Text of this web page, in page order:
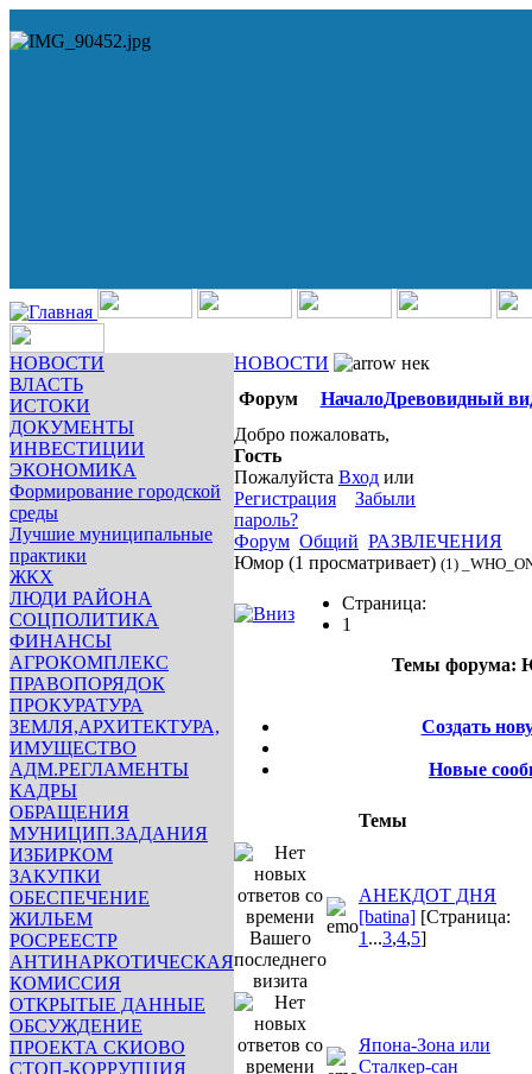
НОВОСТИ
ВЛАСТЬ
ИСТОКИ
ДОКУМЕНТЫ
ИНВЕСТИЦИИ
ЭКОНОМИКА
Формирование городской
среды
Лучшие муниципальные
практики
ЖКХ
ЛЮДИ РАЙОНА
СОЦПОЛИТИКА
ФИНАНСЫ
АГРОКОМПЛЕКС
ПРАВОПОРЯДОК
ПРОКУРАТУРА
ЗЕМЛЯ,АРХИТЕКТУРА,
ИМУЩЕСТВО
АДМ.РЕГЛАМЕНТЫ
КАДРЫ
ОБРАЩЕНИЯ
МУНИЦИП.ЗАДАНИЯ
ИЗБИРКОМ
ЗАКУПКИ
ОБЕСПЕЧЕНИЕ
ЖИЛЬЕМ
РОСРЕЕСТР
АНТИНАРКОТИЧЕСКАЯ
КОМИССИЯ
ОТКРЫТЫЕ ДАННЫЕ
ОБСУЖДЕНИЕ
ПРОЕКТА СКИОВО
СТОП-КОРРУПЦИЯ
НОВОСТИ
нек
Форум
НачалоДревовидный
Добро пожаловать,
Гость
Пожалуйста Вход или
Регистрация
Забыли
пароль?
Форум Общий РАЗВЛЕЧЕНИЯ
Юмор (1 просматривает) (1)
Страница:
1
Темы форума:
Создать
Новые
Темы
АНЕКДОТ ДНЯ
[batina] [Страница:
1 ...3,4,5]
Япона-Зона или
Сталкер-сан